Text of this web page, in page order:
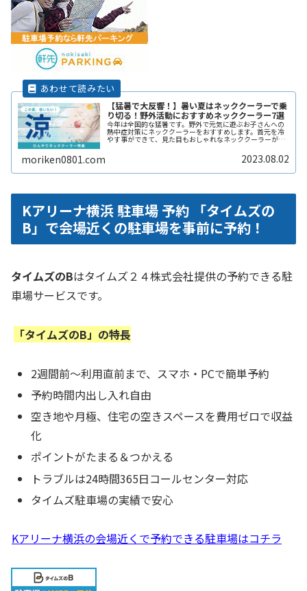
【猛暑で大反響！】暑い夏はネッククーラーで乗
り切る！野外活動におすすめネッククーラー7選
今年は全国的な猛暑です。野外で元気に遊ぶお子さんへの
熱中症対策にネッククーラーをおすすめします。首元を冷
やす事ができて、見た目もおしゃれなネッククーラーがそ
お子さんとの楽しい思い出作りをしReadMore...
moriken0801.com 2023.08.02
Kアリーナ横浜 駐車場 予約 「タイムズの
B」で会場近くの駐車場を事前に予約！
タイムズのBはタイムズ２４株式会社提供の予約できる駐
車場サービスです。
「タイムズのB」の特長
2週間前～利用直前まで、スマホ・PCで簡単予約
予約時間内出し入れ自由
空き地や月極、住宅の空きスペースを費用ゼロで収益
化
ポイントがたまる＆つかえる
トラブルは24時間365日コールセンター対応
タイムズ駐車場の実績で安心
Kアリーナ横浜の会場近くで予約できる駐車場はコチラ